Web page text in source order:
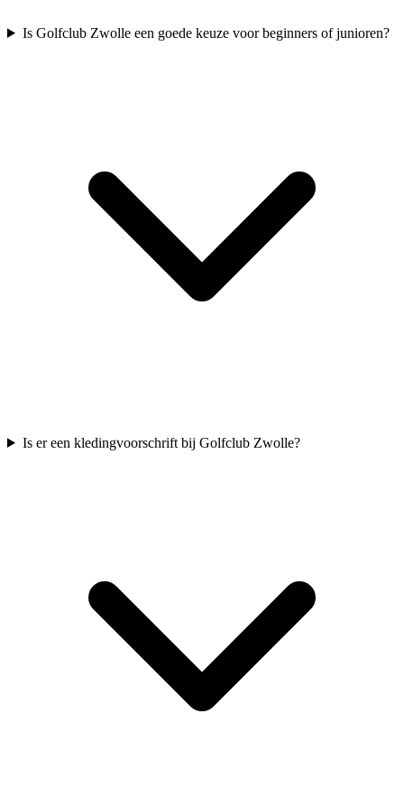
Is Golfclub Zwolle een goede keuze voor beginners of junioren?
Is er een kledingvoorschrift bij Golfclub Zwolle?